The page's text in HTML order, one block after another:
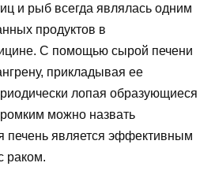
и рыб всегда являлась одним
продуктов в
С помощью сырой печени
прикладывая ее
лопая образующиеся
можно назвать
печень является эффективным
раком.